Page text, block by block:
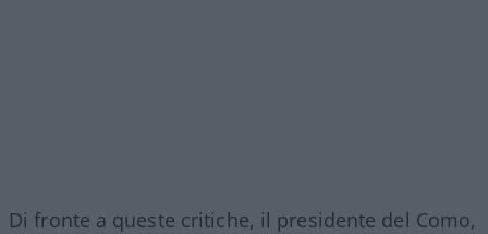
Di fronte a queste critiche, il presidente del Como,